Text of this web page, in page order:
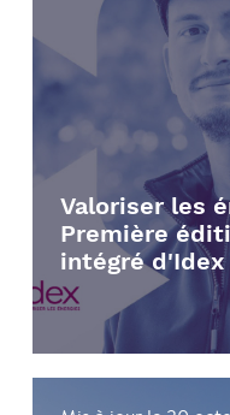
Valoriser les
Première
intégré d'Idex